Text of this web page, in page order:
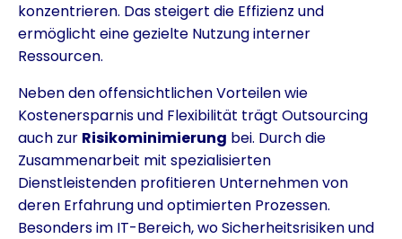
konzentrieren. Das steigert die Effizienz und
ermöglicht eine gezielte Nutzung interner
Ressourcen.
Neben den offensichtlichen Vorteilen wie
Kostenersparnis und Flexibilität trägt Outsourcing
auch zur Risikominimierung bei. Durch die
Zusammenarbeit mit spezialisierten
Dienstleistenden profitieren Unternehmen von
deren Erfahrung und optimierten Prozessen.
Besonders im IT-Bereich, wo Sicherheitsrisiken und